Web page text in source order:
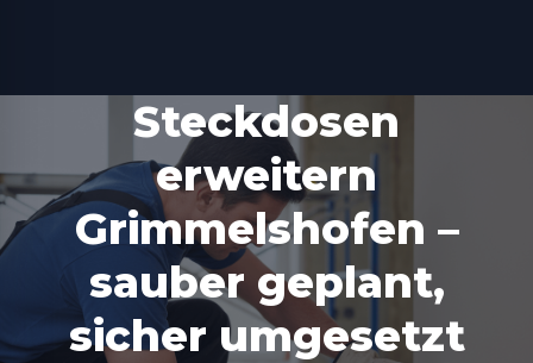
Steckdosen
erweitern
Grimmelshofen –
sauber geplant,
sicher umgesetzt